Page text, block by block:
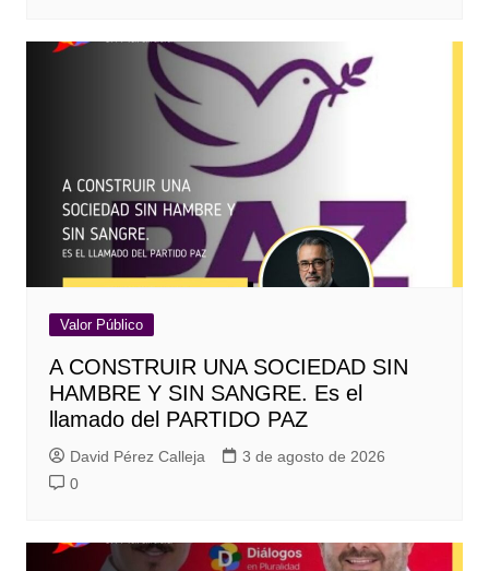
Valor Público
A CONSTRUIR UNA SOCIEDAD SIN
HAMBRE Y SIN SANGRE. Es el
llamado del PARTIDO PAZ
David Pérez Calleja
3 de agosto de 2026
0